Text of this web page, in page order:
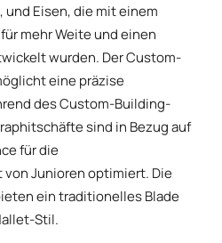
Eisen, die mit einem
mehr Weite und einen
wurden. Der Custom-
eine präzise
des Custom-Building-
sind in Bezug auf
für die
Junioren optimiert. Die
ein traditionelles Blade
Stil.